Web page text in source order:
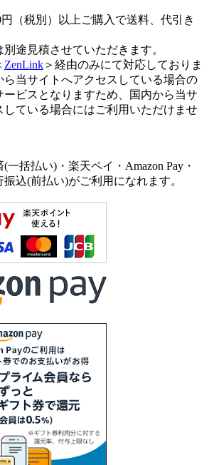
（税別）以上ご購入で送料、代引き
別途見積させていただきます。
ZenLink ＞経由のみにて対応しておりま
ら当サイトへアクセスしている場合の
ービスとなりますため、国内から当サ
している場合にはご利用いただけませ
一括払い)・楽天ペイ・Amazon Pay・
込(前払い)がご利用になれます。